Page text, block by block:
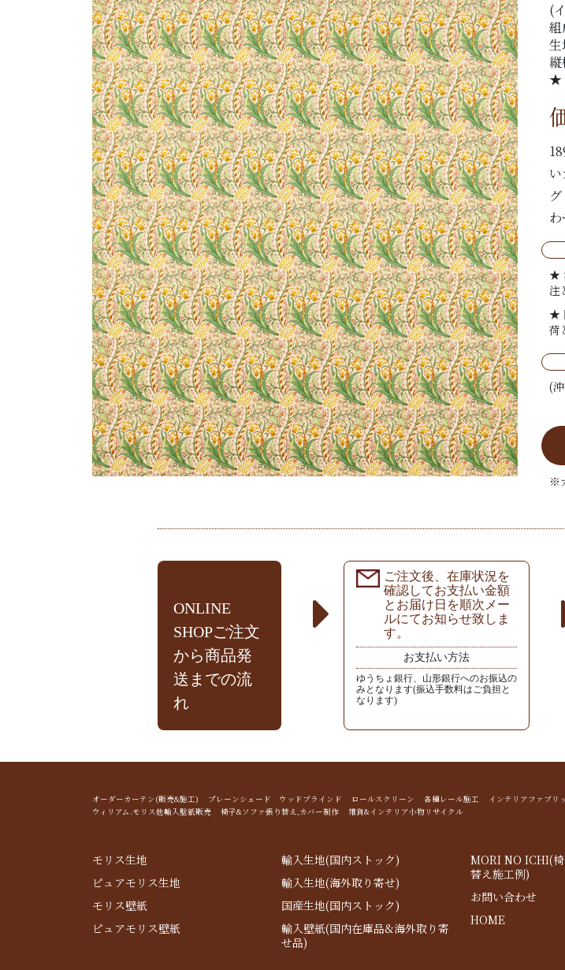
(
★
★
注
★
荷
(
※
ONLINE
SHOPご注文
から商品発
送までの流
れ
ご注文後、在庫状況を
確認してお支払い金額
とお届け日を順次メー
ルにてお知らせ致しま
す。
お支払い方法
ゆうちょ銀行、山形銀行へのお振込の
みとなります(振込手数料はご負担と
なります)
オーダーカーテン(販売&施工) プレーンシェード ウッドブラインド ロールスクリーン 各種レール施工 インテリアファブリ
ウィリアム.モリス他輸入壁紙販売 椅子&ソファ張り替え,カバー制作 雑貨&インテリア小物リサイクル
モリス生地
ピュアモリス生地
モリス壁紙
ピュアモリス壁紙
輸入生地(国内ストック)
輸入生地(海外取り寄せ)
国産生地(国内ストック)
輸入壁紙(国内在庫品&海外取り寄
せ品)
MORI NO ICHI(
替え施工例)
お問い合わせ
HOME